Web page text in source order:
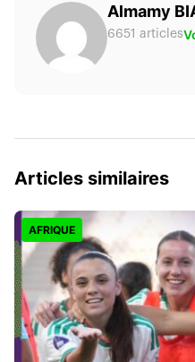
Almamy
6651 articles
Articles similaires
AFRIQUE